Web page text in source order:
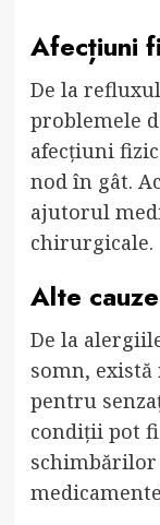
Afecțiuni
De la
problemele
afecțiuni
nod în gât.
ajutorul
chirurgicale.
Alte cauze
De la
somn,
pentru
condiții pot
schimbărilor